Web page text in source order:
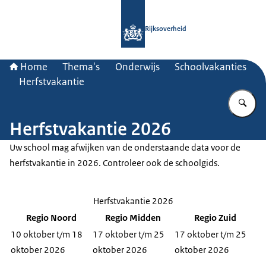
Rijksoverheid
Home Thema's Onderwijs
Schoolvakanties
Herfstvakantie
Herfstvakantie 2026
Uw school mag afwijken van de onderstaande data voor de
herfstvakantie in 2026. Controleer ook de schoolgids.
Herfstvakantie 2026
Regio Noord
Regio Midden
Regio Zuid
10 oktober t/m 18
oktober 2026
17 oktober t/m 25
oktober 2026
17 oktober t/m 25
oktober 2026